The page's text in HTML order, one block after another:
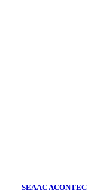
SEAAC ACONTEC